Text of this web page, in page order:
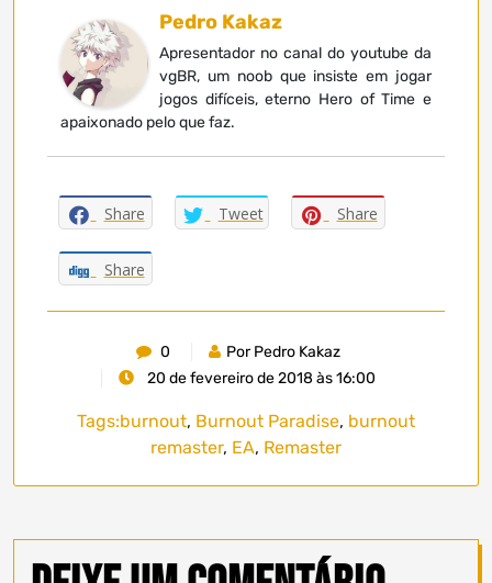
Pedro Kakaz
Apresentador no canal do youtube da
vgBR, um noob que insiste em jogar
jogos difíceis, eterno Hero of Time e
apaixonado pelo que faz.
Share Tweet Share
Share
0
Por Pedro Kakaz
20 de fevereiro de 2018 às 16:00
Tags:burnout, Burnout Paradise, burnout
remaster, EA, Remaster